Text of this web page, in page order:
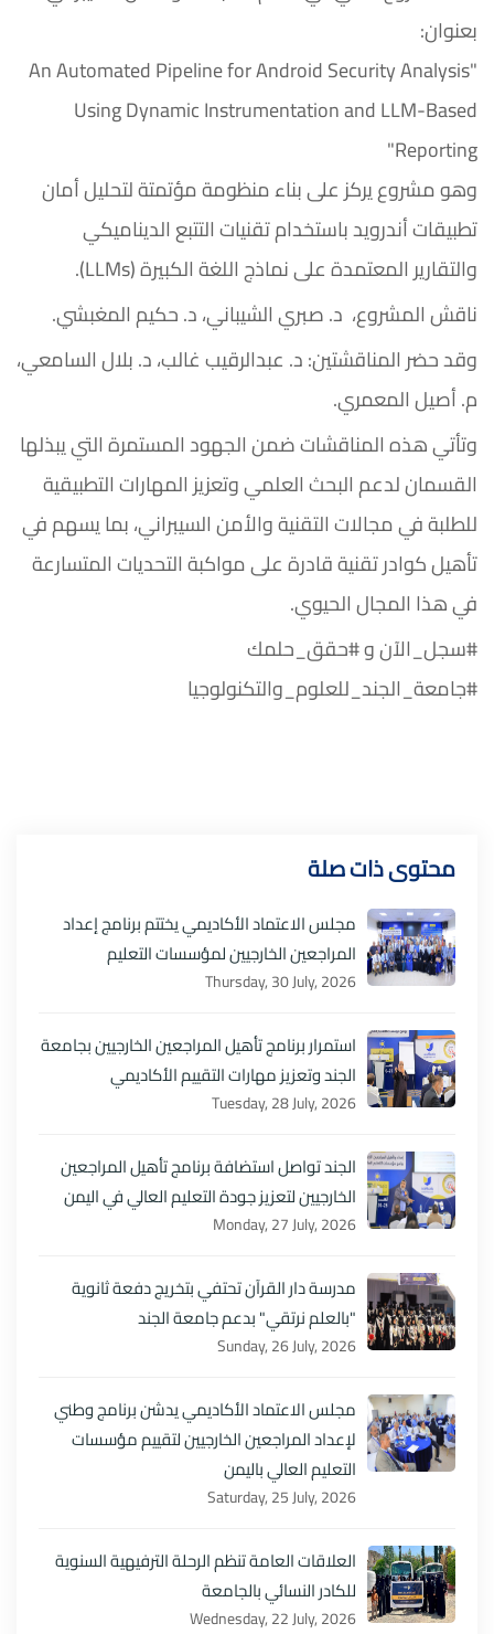
بعنوان:
"An Automated Pipeline for Android Security Analysis
Using Dynamic Instrumentation and LLM-Based
Reporting"
وهو مشروع يركز على بناء منظومة مؤتمتة لتحليل أمان
تطبيقات أندرويد باستخدام تقنيات التتبع الديناميكي
والتقارير المعتمدة على نماذج اللغة الكبيرة (LLMs).
ناقش المشروع، د. صبري الشيباني، د. حكيم المغبشي.
وقد حضر المناقشتين: د. عبدالرقيب غالب، د. بلال السامعي،
م. أصيل المعمري.
وتأتي هذه المناقشات ضمن الجهود المستمرة التي يبذلها
القسمان لدعم البحث العلمي وتعزيز المهارات التطبيقية
للطلبة في مجالات التقنية والأمن السيبراني، بما يسهم في
تأهيل كوادر تقنية قادرة على مواكبة التحديات المتسارعة
في هذا المجال الحيوي.
#سجل_الآن و #حقق_حلمك
#جامعة_الجند_للعلوم_والتكنولوجيا
محتوى ذات صلة
مجلس الاعتماد الأكاديمي يختتم برنامج إعداد
المراجعين الخارجيين لمؤسسات التعليم
Thursday, 30 July, 2026
استمرار برنامج تأهيل المراجعين الخارجيين بجامعة
الجند وتعزيز مهارات التقييم الأكاديمي
Tuesday, 28 July, 2026
الجند تواصل استضافة برنامج تأهيل المراجعين
الخارجيين لتعزيز جودة التعليم العالي في اليمن
Monday, 27 July, 2026
مدرسة دار القرآن تحتفي بتخريج دفعة ثانوية
"بالعلم نرتقي" بدعم جامعة الجند
Sunday, 26 July, 2026
مجلس الاعتماد الأكاديمي يدشن برنامج وطني
لإعداد المراجعين الخارجيين لتقييم مؤسسات
التعليم العالي باليمن
Saturday, 25 July, 2026
العلاقات العامة تنظم الرحلة الترفيهية السنوية
للكادر النسائي بالجامعة
Wednesday, 22 July, 2026